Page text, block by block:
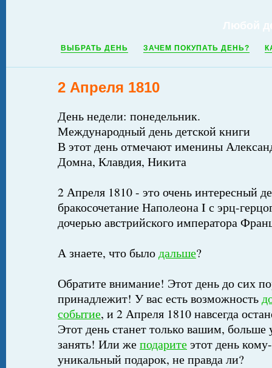
ВЫБРАТЬ ДЕНЬ ЗАЧЕМ ПОКУПАТЬ ДЕНЬ?
2 Апреля 1810
День недели: понедельник.
Международный день детской книги
В этот день отмечают именины
Домна, Клавдия, Никита
2 Апреля 1810 - это очень интересный
бракосочетание Наполеона I с эрц-
дочерью австрийского императора
А знаете, что былодальше?
Обратите внимание! Этот день до сих
принадлежит! У вас есть возможность
событие, и 2 Апреля 1810 навсегда
Этот день станет только вашим,
занять! Или жеподаритеэтот день
уникальный подарок, не правда ли?